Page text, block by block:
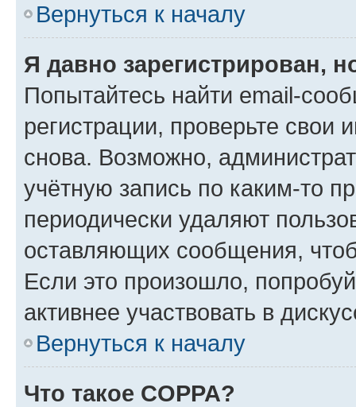
Вернуться к началу
Я давно зарегистрирован,
Попытайтесь найти email-
регистрации, проверьте свои
снова. Возможно,
учётную запись по каким-то
периодически удаляют
оставляющих сообщения,
Если это произошло,
активнее участвовать в
Вернуться к началу
Что такое COPPA?